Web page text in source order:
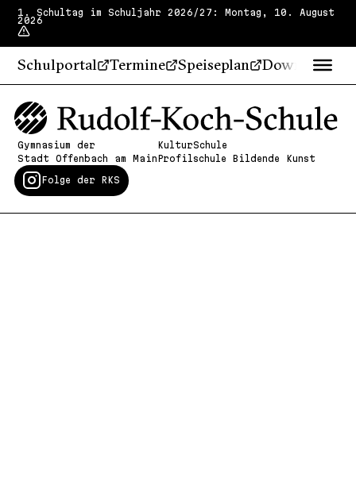
1. Schultag im Schuljahr 2026/27: Montag, 10. August
2026
Schulportal Termine Speiseplan Downloads
Gymnasium der
Stadt Offenbach am Main
KulturSchule
Profilschule Bildende Kunst
Folge der RKS